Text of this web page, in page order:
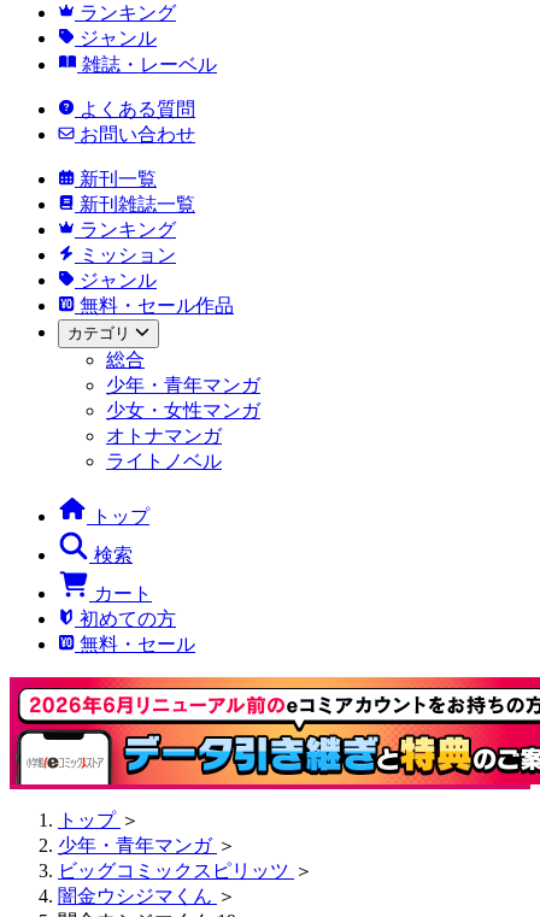
ランキング
ジャンル
雑誌・レーベル
よくある質問
お問い合わせ
新刊一覧
新刊雑誌一覧
ランキング
ミッション
ジャンル
無料・セール作品
カテゴリ
総合
少年・青年マンガ
少女・女性マンガ
オトナマンガ
ライトノベル
トップ
検索
カート
初めての方
無料・セール
トップ ＞
少年・青年マンガ ＞
ビッグコミックスピリッツ ＞
闇金ウシジマくん ＞